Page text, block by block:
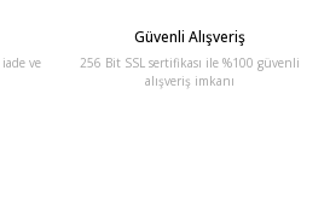
ve
Güvenli Alışveriş
256 Bit SSL sertifikası ile %100 güvenli
alışveriş imkanı